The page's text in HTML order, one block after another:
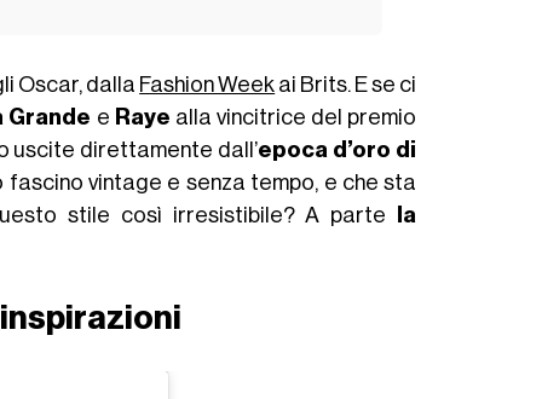
Oscar, dalla Fashion Week ai Brits. E se ci
Grande e Raye alla vincitrice del premio
uscite direttamente dall’epoca d’oro di
vintage e senza tempo, e che sta
stile così irresistibile? A parte
la